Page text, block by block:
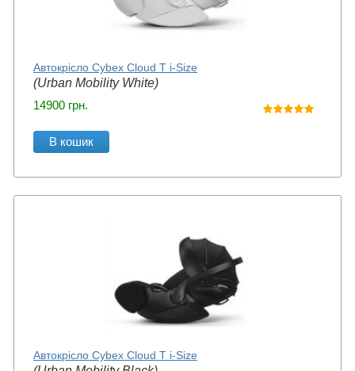
Автокрісло Cybex Cloud T i-Size
(Urban Mobility White)
14900 грн.
В кошик
Автокрісло Cybex Cloud T i-Size